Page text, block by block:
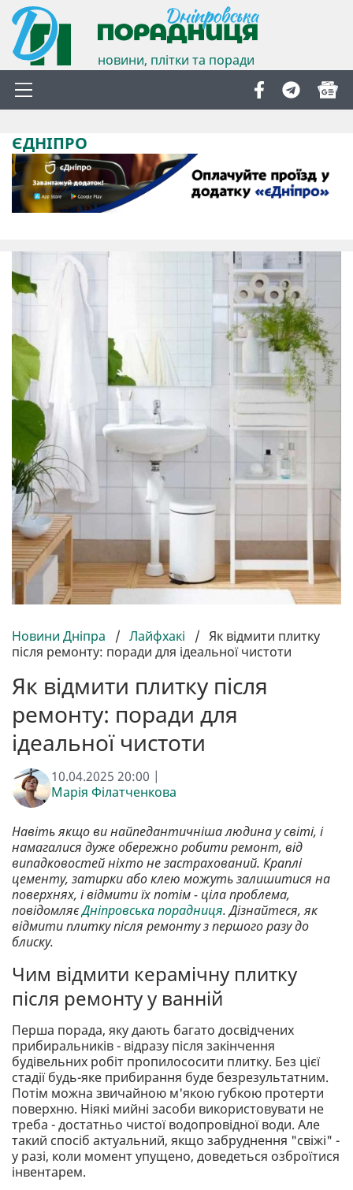
новини, плітки та поради
ЄДНІПРО
Новини Дніпра / Лайфхакі / Як відмити плитку
після ремонту: поради для ідеальної чистоти
Як відмити плитку після
ремонту: поради для
ідеальної чистоти
10.04.2025 20:00 |
Марія Філатченкова
Навіть якщо ви найпедантичніша людина у світі, і
намагалися дуже обережно робити ремонт, від
випадковостей ніхто не застрахований. Краплі
цементу, затирки або клею можуть залишитися на
поверхнях, і відмити їх потім - ціла проблема,
повідомляєДніпровська порадниця. Дізнайтеся, як
відмити плитку після ремонту з першого разу до
блиску.
Чим відмити керамічну плитку
після ремонту у ванній
Перша порада, яку дають багато досвідчених
прибиральників - відразу після закінчення
будівельних робіт пропилососити плитку. Без цієї
стадії будь-яке прибирання буде безрезультатним.
Потім можна звичайною м'якою губкою протерти
поверхню. Ніякі мийні засоби використовувати не
треба - достатньо чистої водопровідної води. Але
такий спосіб актуальний, якщо забруднення "свіжі" -
у разі, коли момент упущено, доведеться озброїтися
інвентарем.